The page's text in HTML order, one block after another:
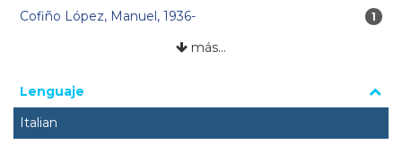
Cofiño López, Manuel, 1936- 1
1
más…
Lenguaje
Italian